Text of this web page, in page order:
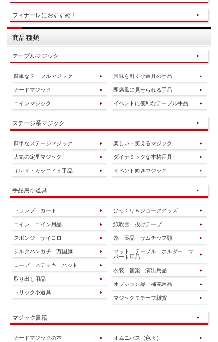
フィナーレにおすすめ！
商品種類
テーブルマジック
簡単なテーブルマジック
カードマジック
コインマジック
興味を引く小道具の手品
即席風に見せられる手品
イベントに便利なテーブル手品
ステージ系マジック
簡単なステージマジック
人気の定番マジック
キレイ・カッコイイ手品
楽しい・笑えるマジック
ダイナミックな本格用具
イベント向きマジック
手品用小道具
トランプ カード
コイン コイン用品
スポンジ サイコロ
シルクハンカチ 万国旗
ロープ ステッキ ハット
取り出し用品
トリック小道具
びっくり＆ジョークグッズ
紙吹雪 投げテープ
糸 薬品 サムチップ類
マット テーブル ホルダー サ
ポート用品
衣装 音楽 演出用品
オプション品 補充用品
マジックモチーフ雑貨
マジック書籍
カードマジックの本 オムニバス（色々）